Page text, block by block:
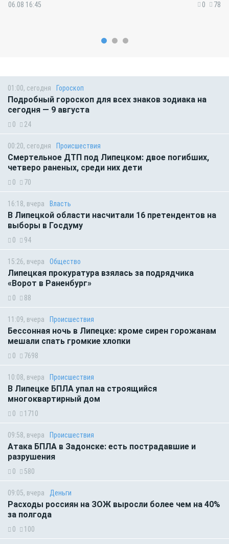
06.08 16:45 0 78
01:00, сегодня Гороскоп
Подробный гороскоп для всех знаков зодиака на
сегодня — 9 августа
0 24
00:20, сегодня Происшествия
Смертельное ДТП под Липецком: двое погибших,
четверо раненых, среди них дети
0 70
16:18, вчера Власть
В Липецкой области насчитали 16 претендентов на
выборы в Госдуму
0 94
15:26, вчера Общество
Липецкая прокуратура взялась за подрядчика
«Ворот в Раненбург»
0 88
11:09, вчера Происшествия
Бессонная ночь в Липецке: кроме сирен горожанам
мешали спать громкие хлопки
0 7698
10:08, вчера Происшествия
В Липецке БПЛА упал на строящийся
многоквартирный дом
0 1710
09:58, вчера Происшествия
Атака БПЛА в Задонске: есть пострадавшие и
разрушения
0 580
09:05, вчера Деньги
Расходы россиян на ЗОЖ выросли более чем на 40%
за полгода
0 100